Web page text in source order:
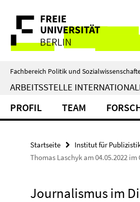
direkt
Inhalt
Service-
Navigation
Fachbereich Politik und
ARBEITSSTELLE
PROFIL TEAM
Startseite Institut für
Thomas Laschyk am 04.05.2022
Journalismus im